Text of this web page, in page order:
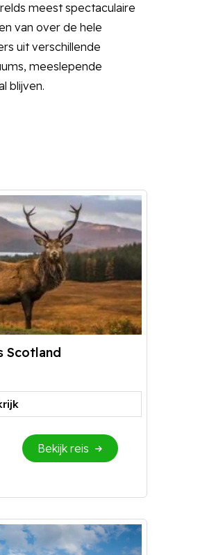
meest spectaculaire
van over de hele
uit verschillende
meeslepende
blijven.
Scotland
Bekijk reis